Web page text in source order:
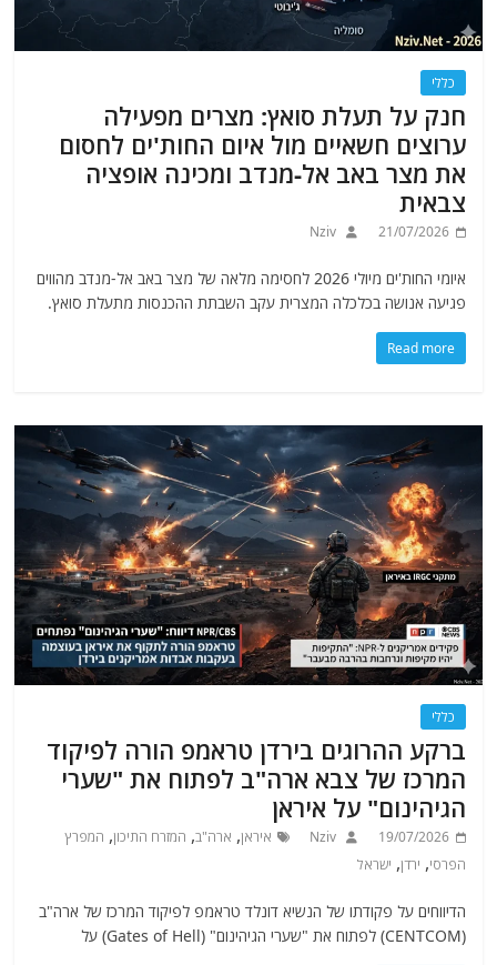
כללי
חנק על תעלת סואץ: מצרים מפעילה
ערוצים חשאיים מול איום החות'ים לחסום
את מצר באב אל-מנדב ומכינה אופציה
צבאית
21/07/2026
Nziv
איומי החות'ים מיולי 2026 לחסימה מלאה של מצר באב אל-מנדב מהווים
פגיעה אנושה בכלכלה המצרית עקב השבתת ההכנסות מתעלת סואץ.
Read more
כללי
ברקע ההרוגים בירדן טראמפ הורה לפיקוד
המרכז של צבא ארה"ב לפתוח את "שערי
הגיהינום" על איראן
19/07/2026
Nziv איראן, ארה"ב, המזרח התיכון, המפרץ
הפרסי, ירדן, ישראל
הדיווחים על פקודתו של הנשיא דונלד טראמפ לפיקוד המרכז של ארה"ב
(CENTCOM) לפתוח את "שערי הגיהינום" (Gates of Hell) על